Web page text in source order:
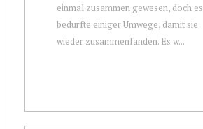
einmal zusammen gewesen, doch es
bedurfte einiger Umwege, damit sie
wieder zusammenfanden. Es w...